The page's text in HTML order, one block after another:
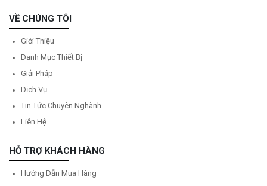
VỀ CHÚNG TÔI
Giới Thiệu
Danh Mục Thiết Bị
Giải Pháp
Dịch Vụ
Tin Tức Chuyên Nghành
Liên Hệ
HỖ TRỢ KHÁCH HÀNG
Hướng Dẫn Mua Hàng